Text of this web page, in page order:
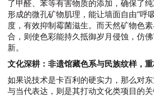
了甲醛、苯等有害物质的添加，确保了
形成的微孔矿物肌理，能让墙面自由“呼
度，有效抑制霉菌滋生。而天然矿物色
合，则使色彩能持久抵御岁月侵蚀，仿
新。
文化深耕：非遗馆藏色系与民族纹样，
如果说技术是卡百利的硬实力，那么对
与当代表达，则是其打动文化类项目的关